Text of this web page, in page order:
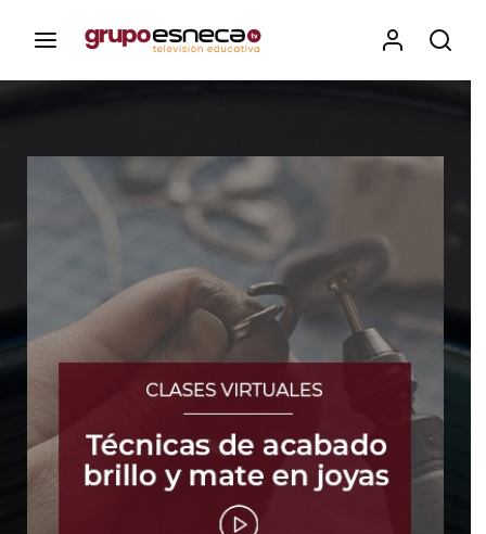
Esneca TV
Iniciar Sesión
Para iniciar sesión debes introducir el
mismo usuario y contraseña que utilizas
para acceder al campus virtual:
https://elcampusonline.com
Dirección de correo electrónico